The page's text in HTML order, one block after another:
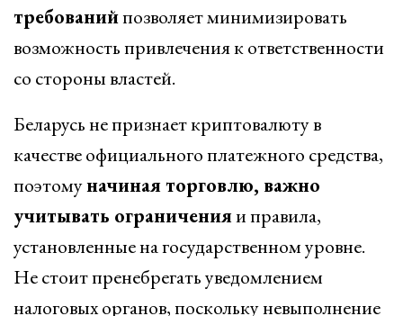
требованийпозволяет минимизировать
возможность привлечения к ответственности
со стороны властей.
Беларусь не признает криптовалюту в
качестве официального платежного средства,
поэтомуначиная торговлю, важно
учитывать ограниченияи правила,
установленные на государственном уровне.
Не стоит пренебрегать уведомлением
налоговых органов, поскольку невыполнение